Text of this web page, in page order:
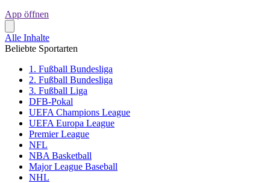
App öffnen
Alle Inhalte
Beliebte Sportarten
1. Fußball Bundesliga
2. Fußball Bundesliga
3. Fußball Liga
DFB-Pokal
UEFA Champions League
UEFA Europa League
Premier League
NFL
NBA Basketball
Major League Baseball
NHL